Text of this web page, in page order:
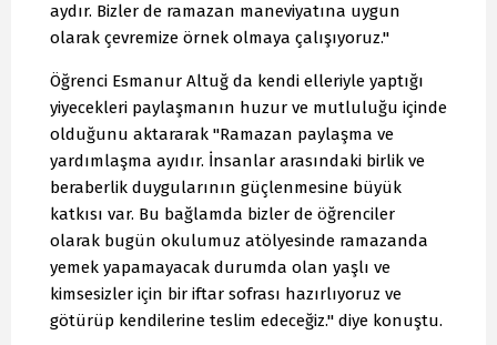
aydır. Bizler de ramazan maneviyatına uygun
olarak çevremize örnek olmaya çalışıyoruz."
Öğrenci Esmanur Altuğ da kendi elleriyle yaptığı
yiyecekleri paylaşmanın huzur ve mutluluğu içinde
olduğunu aktararak "Ramazan paylaşma ve
yardımlaşma ayıdır. İnsanlar arasındaki birlik ve
beraberlik duygularının güçlenmesine büyük
katkısı var. Bu bağlamda bizler de öğrenciler
olarak bugün okulumuz atölyesinde ramazanda
yemek yapamayacak durumda olan yaşlı ve
kimsesizler için bir iftar sofrası hazırlıyoruz ve
götürüp kendilerine teslim edeceğiz." diye konuştu.